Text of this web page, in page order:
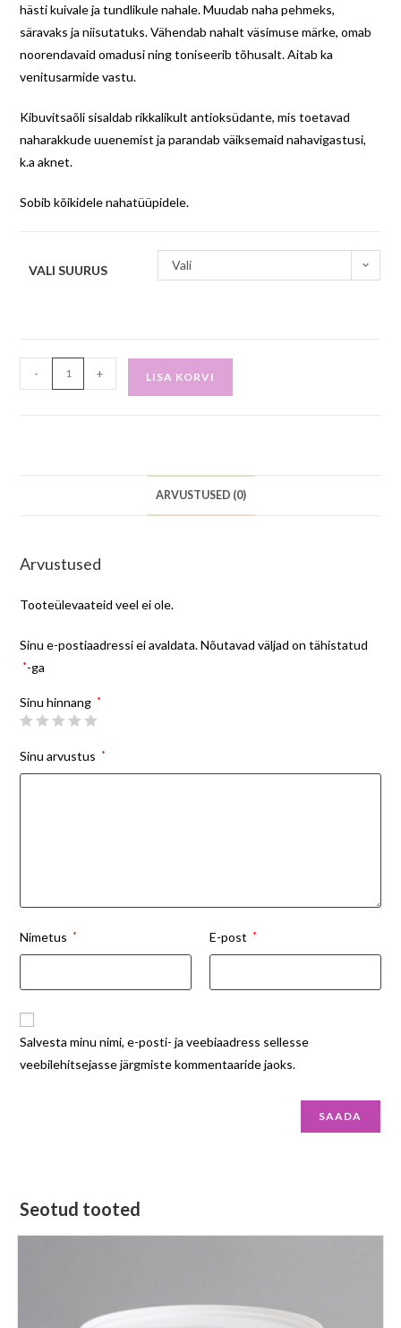
hästi kuivale ja tundlikule nahale. Muudab naha pehmeks,
säravaks ja niisutatuks. Vähendab nahalt väsimuse märke, omab
noorendavaid omadusi ning toniseerib tõhusalt. Aitab ka
venitusarmide vastu.
Kibuvitsaõli sisaldab rikkalikult antioksüdante, mis toetavad
naharakkude uuenemist ja parandab väiksemaid nahavigastusi,
k.a aknet.
Sobib kõikidele nahatüüpidele.
VALI SUURUS Vali
- + LISA KORVI
ARVUSTUSED (0)
Arvustused
Tooteülevaateid veel ei ole.
Sinu e-postiaadressi ei avaldata. Nõutavad väljad on tähistatud
*-ga
Sinu hinnang *
Sinu arvustus *
Nimetus * E-post *
Salvesta minu nimi, e-posti- ja veebiaadress sellesse
veebilehitsejasse järgmiste kommentaaride jaoks.
Seotud tooted